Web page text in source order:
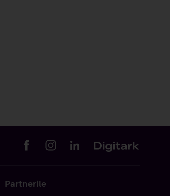
Partnerile